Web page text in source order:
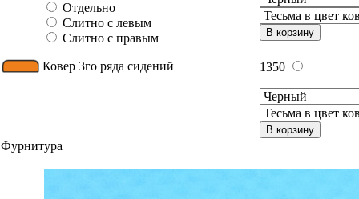
Отдельно
Слитно с левым
Слитно с правым
В корзину
Ковер 3го ряда сидений 1350
В корзину
Фурнитура